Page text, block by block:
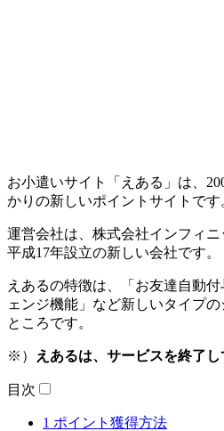
お小遣いサイト「えある」は、
かりの新しいポイントサイトです
運営会社は、株式会社インフィ
平成17年設立の新しい会社です。
えあるの特徴は、「お友達自動
ェンジ機能」など新しいタイプ
ところです。
※） えあるは、サービスを終了し
目次
1 ポイント獲得方法